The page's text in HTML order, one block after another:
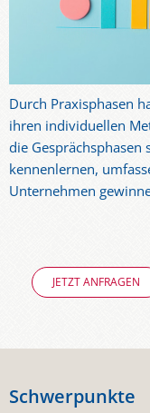
Durch Praxisphasen
ihren individuellen
die Gesprächsphasen
kennenlernen,
Unternehmen
JETZT ANFRAGEN
Schwerpunkte